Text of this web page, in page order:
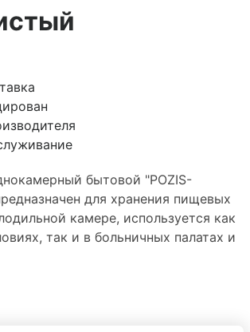
бытовой "POZIS-
для хранения пищевых
камере, используется как
так и в больничных палатах и